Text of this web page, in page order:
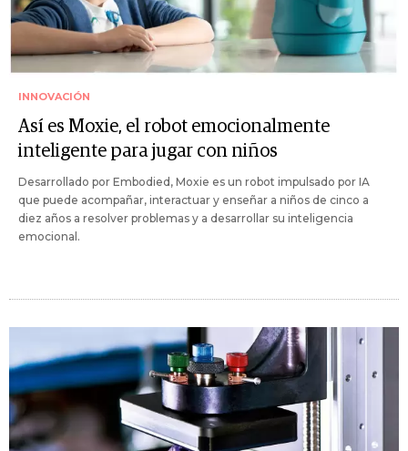
INNOVACIÓN
Así es Moxie, el robot emocionalmente
inteligente para jugar con niños
Desarrollado por Embodied, Moxie es un robot impulsado por IA
que puede acompañar, interactuar y enseñar a niños de cinco a
diez años a resolver problemas y a desarrollar su inteligencia
emocional.